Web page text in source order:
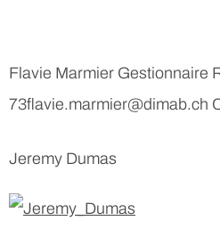
Flavie Marmier Gestionnaire
73flavie.marmier@dimab.ch
Jeremy Dumas